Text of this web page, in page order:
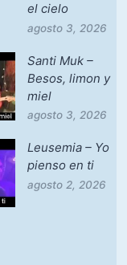
el cielo
agosto 3, 2026
Santi Muk –
Besos, limon y
miel
agosto 3, 2026
Leusemia – Yo
pienso en ti
agosto 2, 2026